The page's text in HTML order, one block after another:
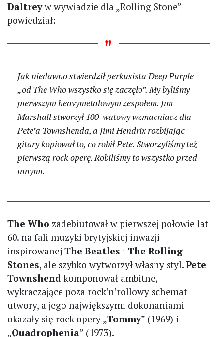
Daltreyw wywiadzie dla „Rolling Stone”
powiedział:
Jak niedawno stwierdził perkusista Deep Purple
„od The Who wszystko się zaczęło”. My byliśmy
pierwszym heavymetalowym zespołem. Jim
Marshall stworzył 100-watowy wzmacniacz dla
Pete’a Townshenda, a Jimi Hendrix rozbijając
gitary kopiował to, co robił Pete. Stworzyliśmy też
pierwszą rock operę. Robiliśmy to wszystko przed
innymi.
The Who zadebiutował w pierwszej połowie lat
60. na fali muzyki brytyjskiej inwazji
inspirowanej The Beatles i The Rolling
Stones, ale szybko wytworzył własny styl. Pete
Townshend komponował ambitne,
wykraczające poza rock’n’rollowy schemat
utwory, a jego największymi dokonaniami
okazały się rock opery „Tommy” (1969) i
„Quadrophenia” (1973).